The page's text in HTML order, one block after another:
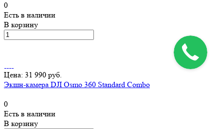
0
Есть в наличии
В корзину
Цена: 31 990 руб.
Экшн-камера DJI Osmo 360 Standard Combo
0
Есть в наличии
В корзину